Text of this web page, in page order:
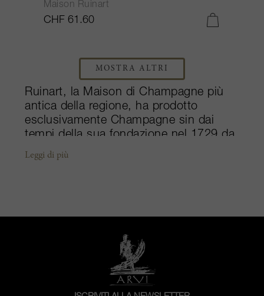
Maison Ruinart
CHF 61.60
MOSTRA ALTRI
Ruinart, la Maison di Champagne più
antica della regione, ha prodotto
esclusivamente Champagne sin dai
tempi della sua fondazione nel 1729 da
parte di Nicolas Ruinart. Dal 1769, fu la
prima Maison a spedire le bottiglie in
avviene per il vino fermo. Tra le grandi
cantine di Reims, negli ultimi anni
Ruinart ha mantenuto un profilo basso,
nonostante sia di proprietà della società
di beni di lusso LVMH. Con una
produzione relativamente elevata, la
Leggi di più